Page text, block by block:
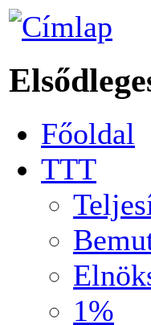
Főoldal
TTT
1%